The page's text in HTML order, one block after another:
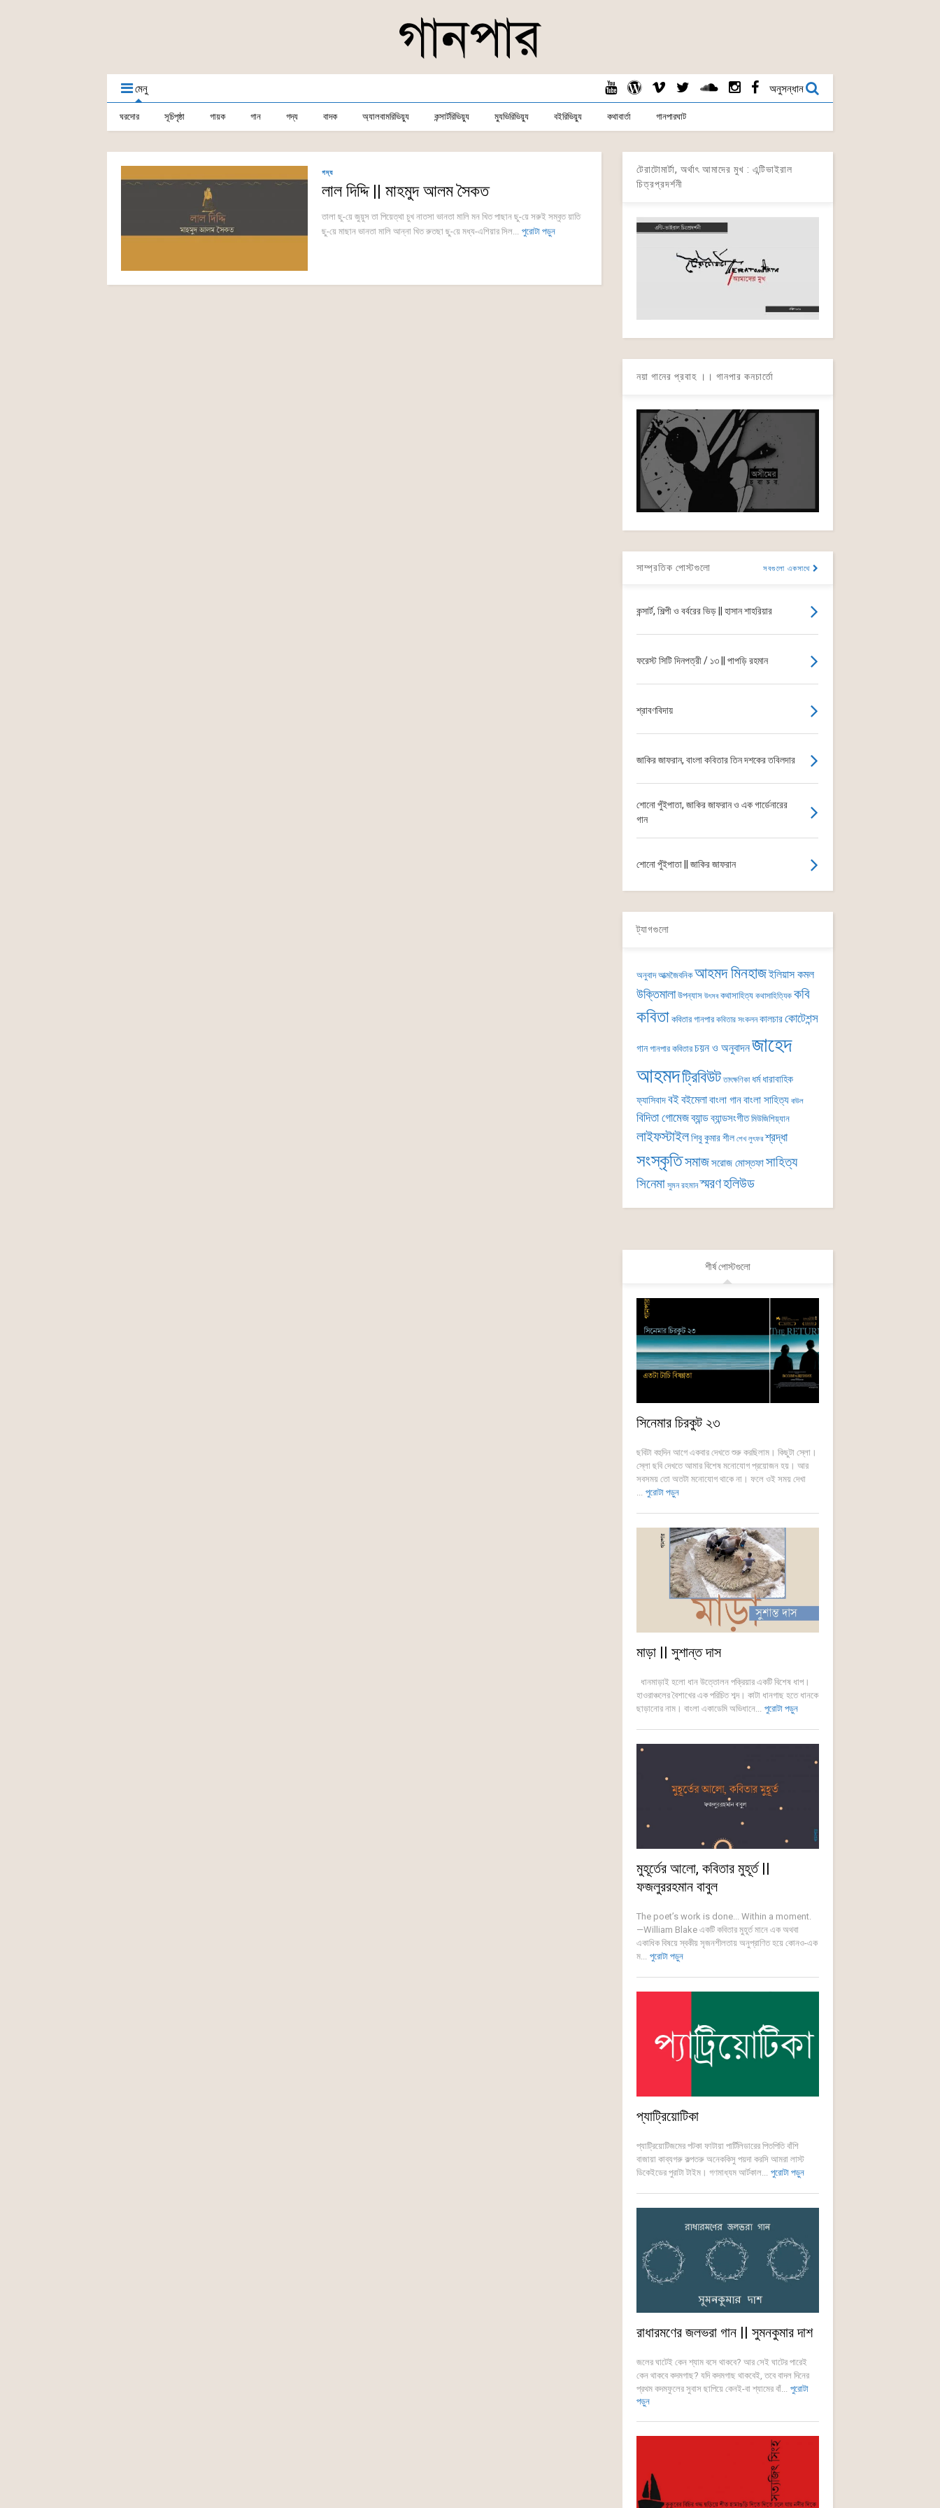
মেনু অনুসন্ধান
ঘরদোর সূচিপৃষ্ঠা গায়ক গান গদ্য বাদক অ্যালবামরিভিয়্যু কন্সার্টরিভিয়্যু ম্যুভিরিভিয়্যু বইরিভিয়্যু কথাবার্তা গানপারঘাট
গদ্য
লাল দিদ্দি || মাহমুদ আলম সৈকত
তালা ছু-য়ে জুয়ুস তা পিয়েত্থা চুখ নাতসা ভানতা মালি মন খিত পাছান ছু-য়ে সরুই সম্বৃত য়াতি
ছু-য়ে মাছান ভানতা মালি আন্না খিত রুতছা ছু-য়ে মধ্য-এশিয়ার সিল... পুরোটা পড়ুন
টেরাটোমার্টা, অর্থাৎ আমাদের মুখ : এন্টিভাইরাল
চিত্রপ্রদর্শনী
নয়া গানের প্রবাহ ।। গানপার কনচার্তো
সাম্প্রতিক পোস্টগুলো সবগুলো একসাথে
কন্সার্ট, শিল্পী ও বর্বরের ভিড় || হাসান শাহরিয়ার
ফরেস্ট সিটি দিনপত্রী / ১৩ || পাপড়ি রহমান
শ্রাবণবিদায়
জাকির জাফরান, বাংলা কবিতার তিন দশকের তবিলদার
শোনো পুঁইপাতা, জাকির জাফরান ও এক গার্ডেনারের
গান
শোনো পুঁইপাতা || জাকির জাফরান
ট্যাগগুলো
অনুবাদ আত্মজৈবনিক আহমদ মিনহাজইলিয়াস কমল
উক্তিমালা উপন্যাস উৎসব কথাসাহিত্য কথাসাহিত্যিক কবি
কবিতা কবিতার গানপার কবিতার সংকলন কালচারকোটেশন্স
গান গানপার কবিতার চয়ন ও অনুবাদনজাহেদ
আহমদট্রিবিউট তাৎক্ষণিকা ধর্ম ধারাবাহিক
ফ্যাসিবাদবইবইমেলাবাংলা গানবাংলা সাহিত্য বাউল
বিদিতা গোমেজব্যান্ডব্যান্ডসংগীত মিউজিশিয়্যান
লাইফস্টাইলশিবু কুমার শীল শেখ লুৎফর শ্রদ্ধা
সংস্কৃতিসমাজসরোজ মোস্তফাসাহিত্য
সিনেমা সুমন রহমান স্মরণহলিউড
শীর্ষ পোস্টগুলো
সিনেমার চিরকুট ২৩
ছবিটা বহুদিন আগে একবার দেখতে শুরু করছিলাম। কিছুটা স্লো।
স্লো ছবি দেখতে আমার বিশেষ মনোযোগ প্রয়োজন হয়। আর
সবসময় তো অতটা মনোযোগ থাকে না। ফলে ওই সময় দেখা
... পুরোটা পড়ুন
মাড়া || সুশান্ত দাস
ধানমাড়াই হলো ধান উত্তোলন পক্রিয়ার একটি বিশেষ ধাপ।
হাওরাঞ্চলের বৈশাখের এক পরিচিত শব্দ। কাটা ধানগাছ হতে ধানকে
ছাড়ানোর নাম। বাংলা একাডেমি অভিধানে... পুরোটা পড়ুন
মুহূর্তের আলো, কবিতার মুহূর্ত ||
ফজলুররহমান বাবুল
The poet’s work is done... Within a moment.
—William Blake একটি কবিতার মুহূর্ত মানে এক অথবা
একাধিক বিষয়ে স্বকীয় সৃজনশীলতায় অনুপ্রাণিত হয়ে কোনও-এক
ম... পুরোটা পড়ুন
প্যাট্রিয়োটিকা
প্যাট্রিয়োটিজমের পটকা ফাটায়া পার্টিলিডারের পিতপিতি বাঁশি
বাজায়া কাব্যগরু কল্পতরু অনেককিসু পয়দা করসি আমরা লাস্ট
ডিকেইডের পুরাটা টাইম। গণমাধ্যম আর্টকাল... পুরোটা পড়ুন
রাধারমণের জলভরা গান || সুমনকুমার দাশ
জলের ঘাটেই কেন শ্যাম বসে থাকবে? আর সেই ঘাটের পারেই
কেন থাকবে কদমগাছ? যদি কদমগাছ থাকবেই, তবে বাদল দিনের
প্রথম কদমফুলের সুবাস ছাপিয়ে কেনই-বা শ্যামের বাঁ... পুরোটা
পড়ুন